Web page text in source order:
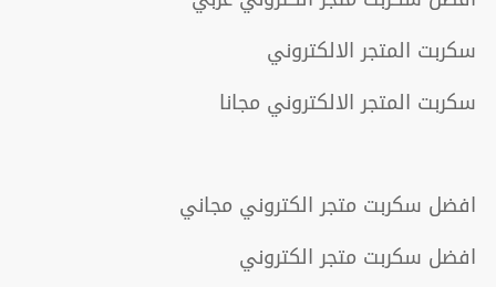
سكربت المتجر الالكتروني
سكربت المتجر الالكتروني مجانا
افضل سكربت متجر الكتروني مجاني
افضل سكربت متجر الكتروني